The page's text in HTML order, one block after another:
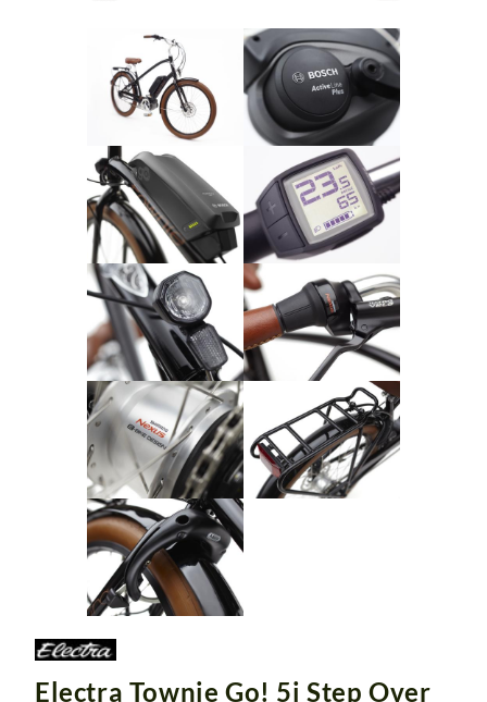
Electra Townie Go! 5i Step Over